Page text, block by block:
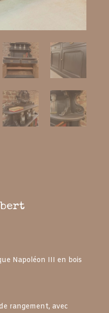
Napoléon III en bois
rangement, avec